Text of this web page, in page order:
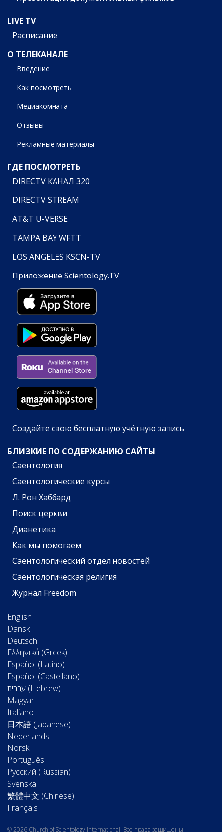
LIVE TV
Расписание
О ТЕЛЕКАНАЛЕ
Введение
Как посмотреть
Медиакомната
Отзывы
Рекламные материалы
ГДЕ ПОСМОТРЕТЬ
DIRECTV КАНАЛ 320
DIRECTV STREAM
AT&T U-VERSE
TAMPA BAY WFTT
LOS ANGELES KSCN-TV
Приложение Scientology.TV
Создайте свою бесплатную учётную запись
БЛИЗКИЕ ПО СОДЕРЖАНИЮ САЙТЫ
Саентология
Саентологические курсы
Л. Рон Хаббард
Поиск церкви
Дианетика
Как мы помогаем
Саентологический отдел новостей
Саентологическая религия
Журнал Freedom
English
Dansk
Deutsch
Ελληνικά (Greek)
Español (Latino)
Español (Castellano)
Magyar
Italiano
日本語 (Japanese)
Nederlands
Norsk
Português
Русский (Russian)
Svenska
繁體中文 (Chinese)
Français
© 2026 Church of Scientology International. Все права защищены.